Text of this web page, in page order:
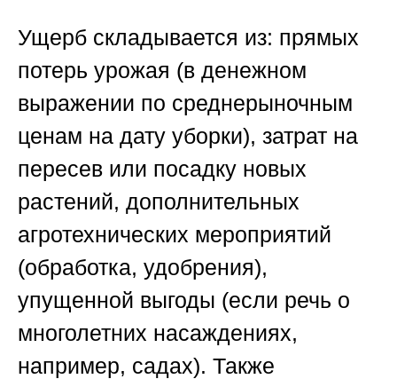
Ущерб складывается из: прямых
потерь урожая (в денежном
выражении по среднерыночным
ценам на дату уборки), затрат на
пересев или посадку новых
растений, дополнительных
агротехнических мероприятий
(обработка, удобрения),
упущенной выгоды (если речь о
многолетних насаждениях,
например, садах). Также